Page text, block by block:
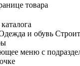
товара
и обувь
меню с